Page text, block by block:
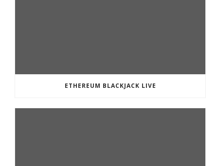
ETHEREUM BLACKJACK LIVE